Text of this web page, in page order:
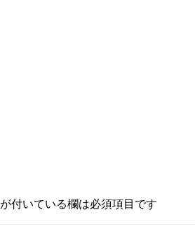
が付いている欄は必須項目です